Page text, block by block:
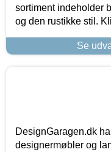
sortiment indeholder
og den rustikke stil.
Se
DesignGaragen.dk
designermøbler og